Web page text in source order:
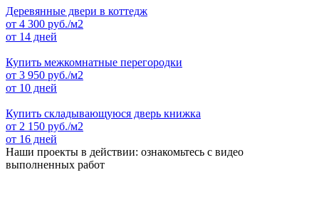
Деревянные двери в коттедж
от 4 300 руб./м2
от 14 дней
Купить межкомнатные перегородки
от 3 950 руб./м2
от 10 дней
Купить складывающуюся дверь книжка
от 2 150 руб./м2
от 16 дней
Наши проекты в действии: ознакомьтесь с видео
выполненных работ